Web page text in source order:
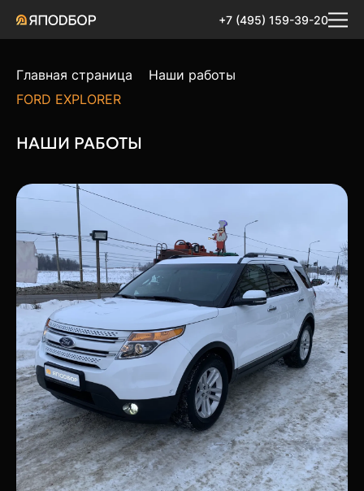
+7 (495) 159-39-20
Главная страница
Наши работы
FORD EXPLORER
НАШИ РАБОТЫ